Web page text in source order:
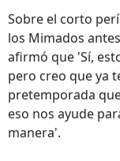
Sobre el corto
los Mimados
afirmó que 'Sí,
pero creo que ya
pretemporada
eso nos ayude
manera'.